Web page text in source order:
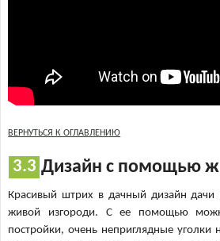
ВЕРНУТЬСЯ К ОГЛАВЛЕНИЮ
Дизайн с помощью
Красивый штрих в дачный дизайн
живой изгороди. С ее помощью
постройки, очень неприглядные уголки